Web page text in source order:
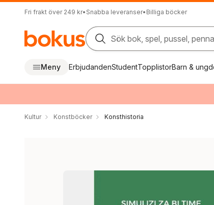
Fri frakt över 249 kr• Snabba leveranser• Billiga böcker
Sök bok, spel, pussel,
Meny ErbjudandenStudentTopplistorBarn &
Kultur Konstböcker Konsthistoria